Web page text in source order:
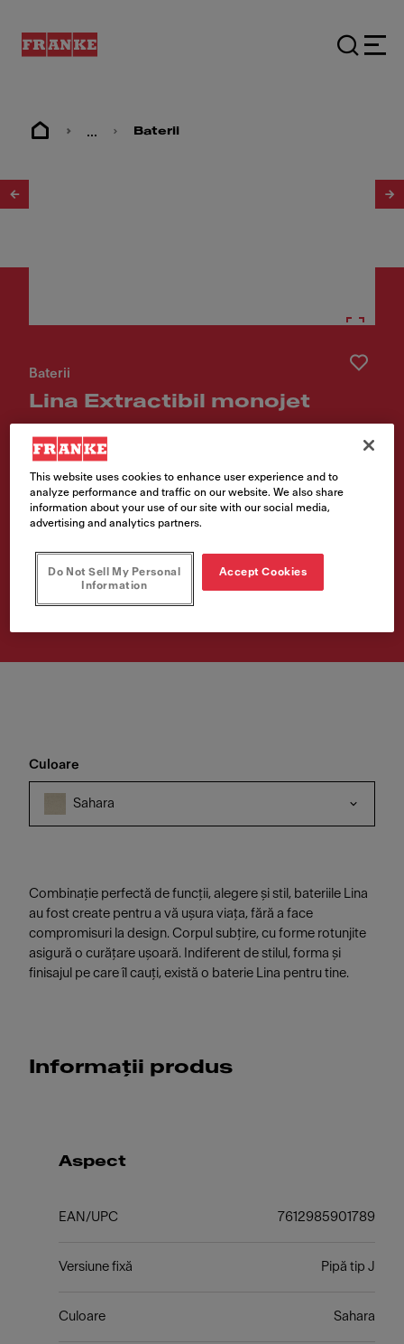
... Baterii
Baterii
Lina Extractibil monojet
Cod produs
115.0626.082
€ 207.00
Prețul include TVA 21%
Cumpără
Culoare
Sahara
Combinație perfectă de funcții, alegere și stil, bateriile Lina
au fost create pentru a vă ușura viața, fără a face
compromisuri la design. Corpul subțire, cu forme rotunjite
asigură o curățare ușoară. Indiferent de stilul, forma și
finisajul pe care îl cauți, există o baterie Lina pentru tine.
Informații produs
Aspect
EAN/UPC 7612985901789
Versiune fixă Pipă tip J
Culoare Sahara
This website uses cookies to enhance user experience and to
analyze performance and traffic on our website. We also share
information about your use of our site with our social media,
advertising and analytics partners.
Do Not Sell My Personal
Information
Accept Cookies